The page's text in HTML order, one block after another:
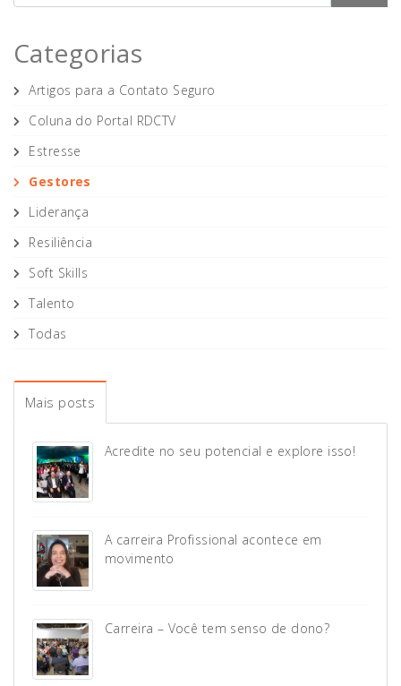
Categorias
Artigos para a Contato Seguro
Coluna do Portal RDCTV
Estresse
Gestores
Liderança
Resiliência
Soft Skills
Talento
Todas
Mais posts
Acredite no seu potencial e explore isso!
A carreira Profissional acontece em
movimento
Carreira – Você tem senso de dono?